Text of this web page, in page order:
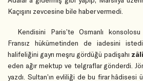
Kaçışını zevcesine bile haber vermedi.
Kendisini Paris’te Osmanlı
Fransız hükümetinden de iadesini
halifeliğini gayrı meşru gördüğü padişahı
eden ağır mektup ve telgraflar gönderdi.
yazdı. Sultan’ın evliliği de bu firar hâdisesi